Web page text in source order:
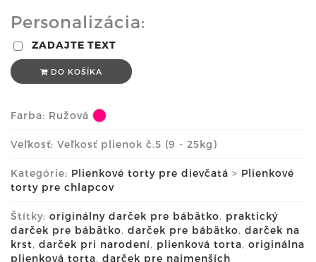
Personalizácia:
ZADAJTE TEXT
DO KOŠÍKA
Farba: Ružová
Veľkosť: Veľkosť plienok č.5 (9 - 25kg)
Kategórie: Plienkové torty pre dievčatá > Plienkové
torty pre chlapcov
Štítky: originálny darček pre bábätko, praktický
darček pre bábätko, darček pre bábätko, darček na
krst, darček pri narodení, plienková torta, originálna
plienková torta, darček pre najmenších